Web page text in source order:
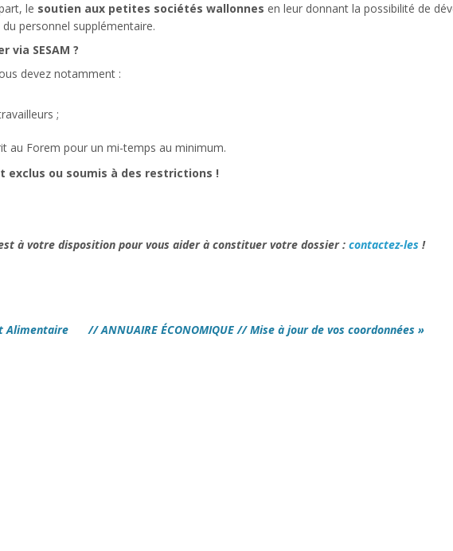
le soutien aux petites sociétés wallonnes en leur donnant la possibilité de
personnel supplémentaire.
SESAM ?
devez notamment :
;
au Forem pour un mi-temps au minimum.
exclus ou soumis à des restrictions !
à votre disposition pour vous aider à constituer votre dossier : contactez-les !
Alimentaire // ANNUAIRE ÉCONOMIQUE // Mise à jour de vos coordonnées »